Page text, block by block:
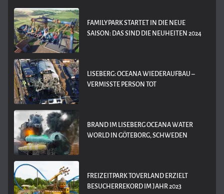
FAMILYPARK STARTET IN DIE NEUE
SAISON: DAS SIND DIE NEUHEITEN 2024
LISEBERG: OCEANA WIEDERAUFBAU –
VERMISSTE PERSON TOT
BRAND IM LISEBERG OCEANA WATER
WORLD IN GÖTEBORG, SCHWEDEN
FREIZEITPARK TOVERLAND ERZIELT
BESUCHERREKORD IM JAHR 2023